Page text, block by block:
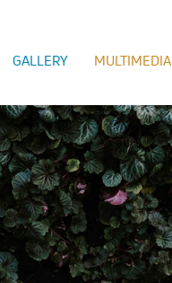
GALLERY MULTIMEDIA